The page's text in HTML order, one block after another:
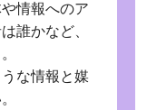
情報へのア
誰かなど、
な情報と媒